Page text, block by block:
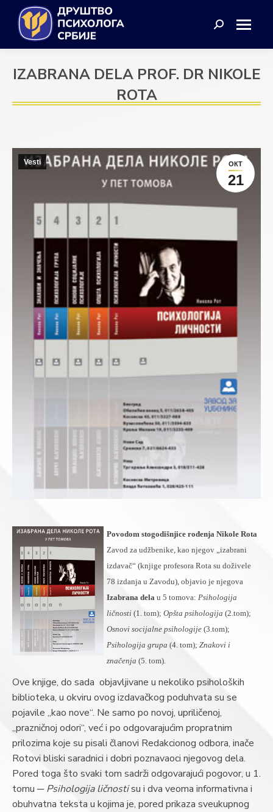
Search:
IZABRANA DELA PROF. DR NIKOLE
ROTA
ОКТ
21
Vesti
Povodom stogodišnjice rođenja Nikole Rota
Zavod za udžbenike, kao njegov „izabrani
izdavač“ (knjige profesora Rota su doživele
78 izdanja u Zavodu), objavio je njegova
Izabrana dela u 5 tomova: Psihologija
ličnosti (1. tom); Opšta psihologija (2.tom);
Osnovi socijalne psihologije (3.tom);
Psihologija grupa (4. tom); Znakovi i
značenja (5. tom).
Ove knjige, do sada objavljivane u nekoliko psiholoških
biblioteka, u okviru ovog izdavačkog poduhvata su se
pojavile „kao nove“. Ne samo po novoj, upriličenoj,
„prazničnoj odori“, već i po odgovarajućim propratnim
prilozima koje su pisali članovi Redakcionog odbora, inače
Rotovi bliski saradnici i dobri poznavaoci njegovog dela.
Pored toga što svaki tom sadrži odgovarajući pogovor, u 1.
tomu ─Psihologija ličnostisu i dva veoma informativna i
obuhvatna teksta u kojima je, pored prikaza sveukupnog